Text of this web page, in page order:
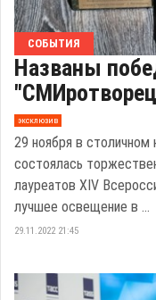
СОБЫТИЯ
Названы
эксклюзив
29 ноября в
состоялась
лауреатов XIV
лучшее освещение в ...
29.11.2022 21:45